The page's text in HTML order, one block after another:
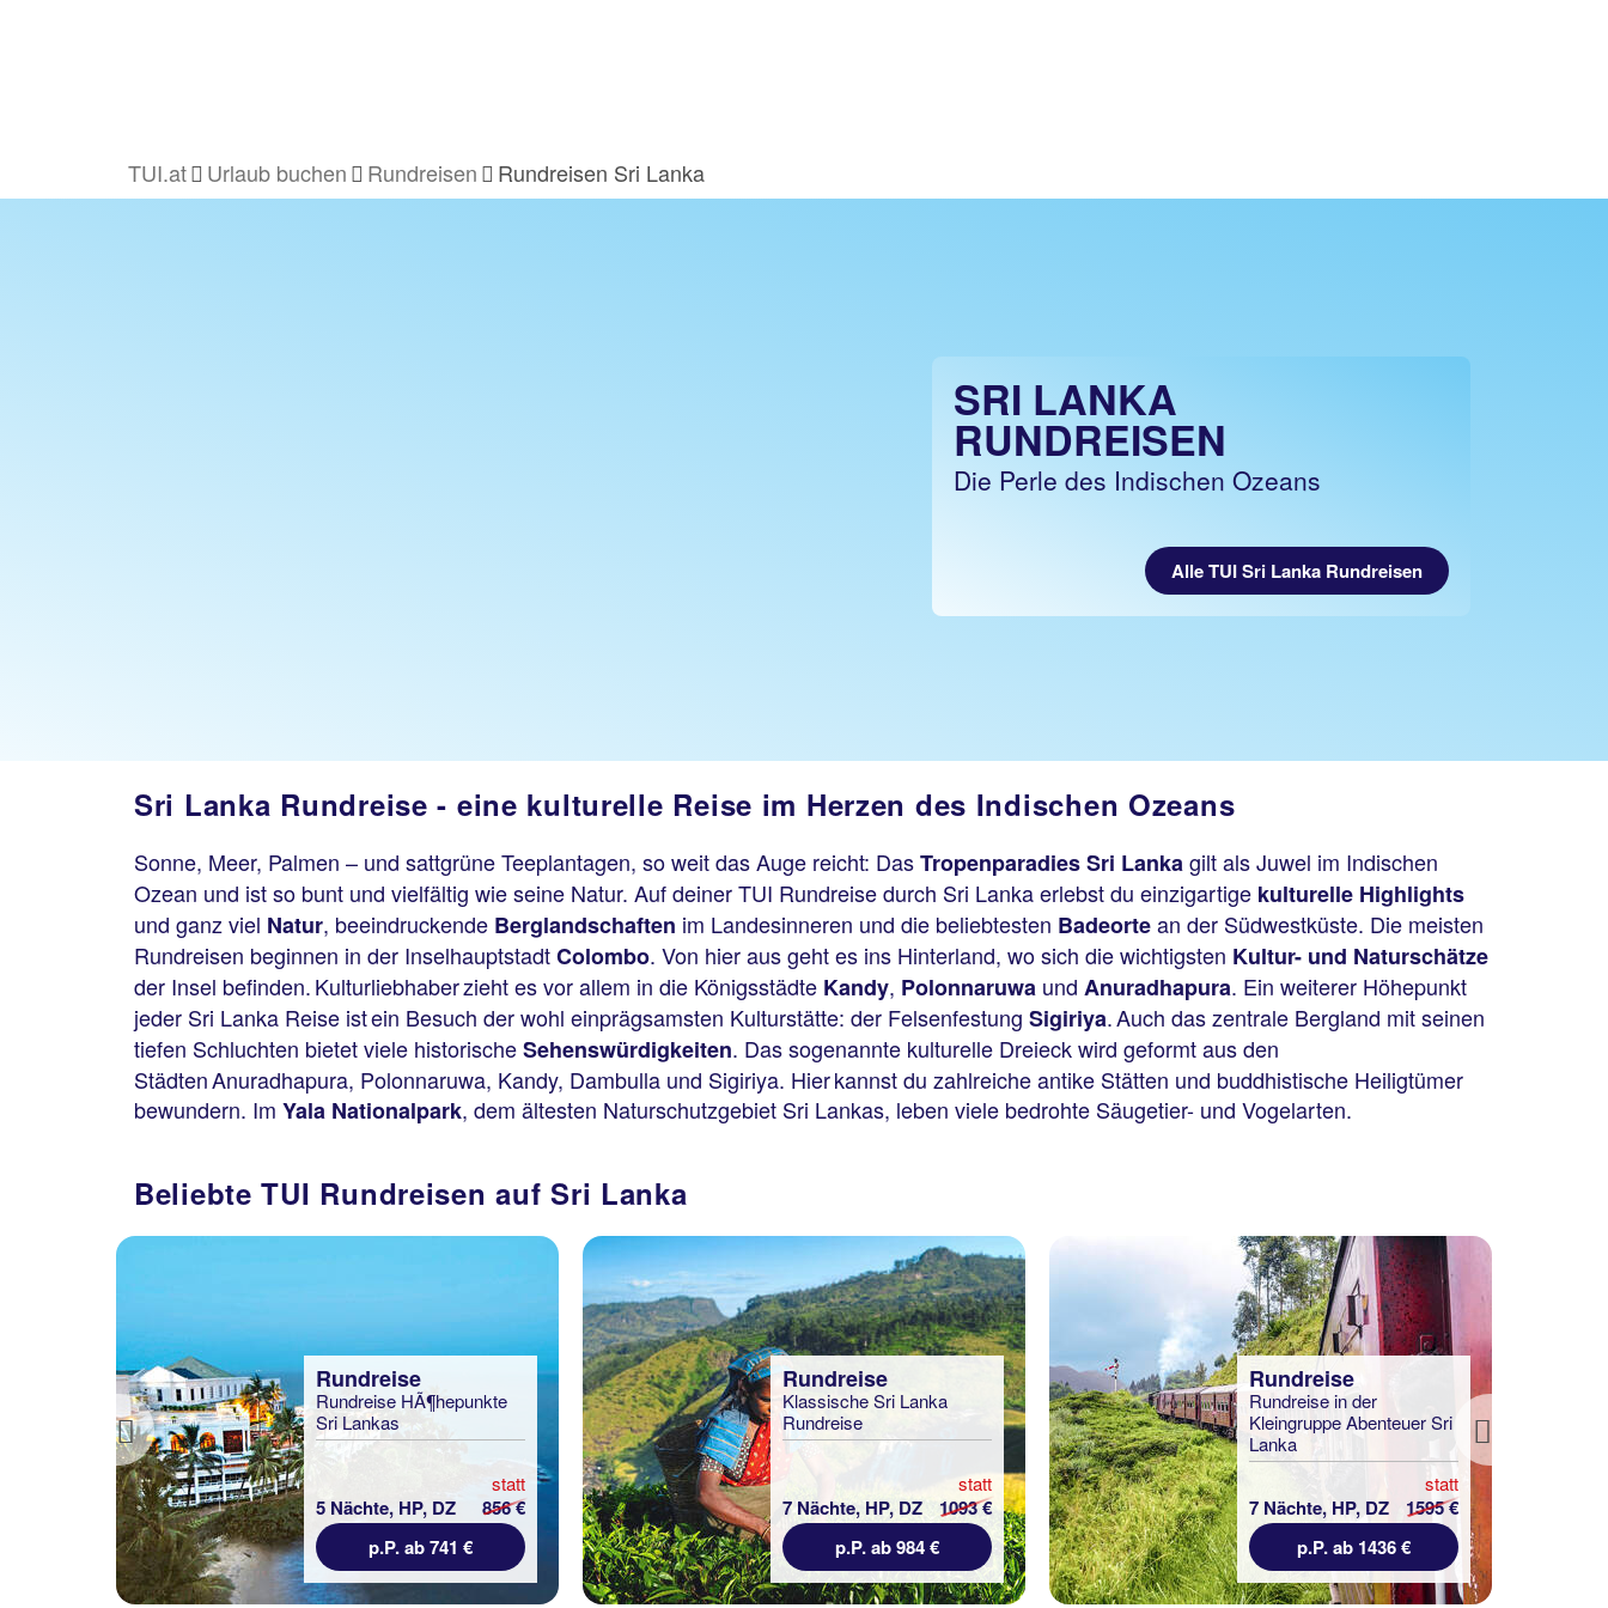
TUI.at Urlaub buchen Rundreisen Rundreisen Sri Lanka
SRI LANKA
RUNDREISEN
Die Perle des Indischen Ozeans
Alle TUI Sri Lanka Rundreisen
Sri Lanka Rundreise - eine kulturelle Reise im Herzen des Indischen Ozeans
Sonne, Meer, Palmen – und sattgrüne Teeplantagen, so weit das Auge reicht: DasTropenparadies Sri Lankagilt als Juwel im Indischen
Ozean und ist so bunt und vielfältig wie seine Natur. Auf deiner TUI Rundreise durch Sri Lanka erlebst du einzigartige kulturelle Highlights
und ganz viel Natur, beeindruckende Berglandschaften im Landesinneren und die beliebtesten Badeortean der Südwestküste. Die meisten
Rundreisen beginnen in der InselhauptstadtColombo. Von hier aus geht es ins Hinterland, wo sich die wichtigsten Kultur- und Naturschätze
der Insel befinden. Kulturliebhaber zieht es vor allem in die Königsstädte Kandy, Polonnaruwa und Anuradhapura. Ein weiterer Höhepunkt
jeder Sri Lanka Reise ist ein Besuch der wohl einprägsamsten Kulturstätte: der Felsenfestung Sigiriya. Auch das zentrale Bergland mit seinen
tiefen Schluchten bietet viele historischeSehenswürdigkeiten. Das sogenannte kulturelle Dreieck wird geformt aus den
Städten Anuradhapura, Polonnaruwa, Kandy, Dambulla und Sigiriya. Hier kannst du zahlreiche antike Stätten und buddhistische Heiligtümer
bewundern. Im Yala Nationalpark, dem ältesten Naturschutzgebiet Sri Lankas, leben viele bedrohte Säugetier- und Vogelarten.
Beliebte TUI Rundreisen auf Sri Lanka
Previous
Rundreise
Rundreise HÃ¶hepunkte
Sri Lankas
5 Nächte, HP, DZ
statt
856 €
p.P. ab 741 €
Rundreise
Klassische Sri Lanka
Rundreise
7 Nächte, HP, DZ
statt
1093 €
p.P. ab 984 €
Rundreise
Rundreise in der
Kleingruppe Abenteuer Sri
Lanka
7 Nächte, HP, DZ
statt
1595 €
p.P. ab 1436 €